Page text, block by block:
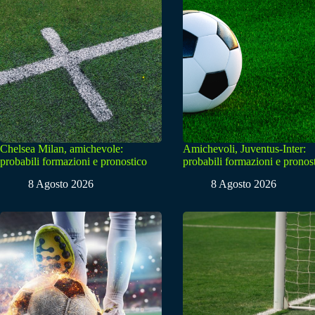
Chelsea Milan, amichevole:
probabili formazioni e pronostico
8 Agosto 2026
Amichevoli, Juventus-Inter:
probabili formazioni e
8 Agosto 2026